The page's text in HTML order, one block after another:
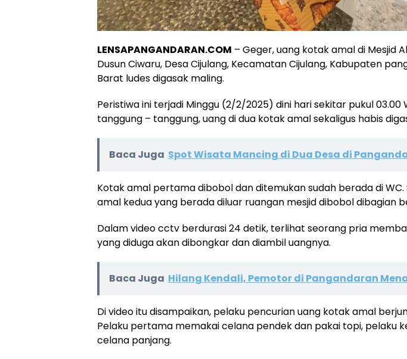
LENSAPANGANDARAN.COM – Geger, uang kotak amal di Mesjid
Dusun Ciwaru, Desa Cijulang, Kecamatan Cijulang, Kabupaten
Barat ludes digasak maling.
Peristiwa ini terjadi Minggu (2/2/2025) dini hari sekitar pukul 03.00
tanggung – tanggung, uang di dua kotak amal sekaligus habis
Baca Juga Spot Wisata Mancing di Dua Desa di
Kotak amal pertama dibobol dan ditemukan sudah berada di WC.
amal kedua yang berada diluar ruangan mesjid dibobol dibagian
Dalam video cctv berdurasi 24 detik, terlihat seorang pria
yang diduga akan dibongkar dan diambil uangnya.
Baca Juga Hilang Kendali, Pemotor di Pangandaran
Di video itu disampaikan, pelaku pencurian uang kotak amal
Pelaku pertama memakai celana pendek dan pakai topi, pelaku
celana panjang.